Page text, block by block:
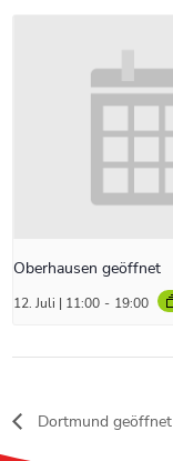
Oberhausen geöffnet
12. Juli | 11:00 - 19:00
Dortmund geöffnet